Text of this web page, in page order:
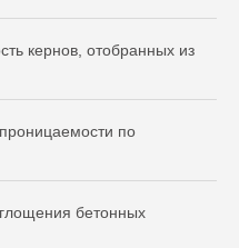
кернов, отобранных из
по
бетонных